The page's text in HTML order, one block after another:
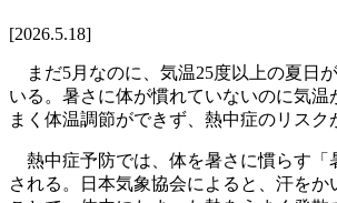
[2026.5.18]
まだ5月なのに、気温25度以上の夏日
いる。暑さに体が慣れていないのに気温
まく体温調節ができず、熱中症のリスク
熱中症予防では、体を暑さに慣らす「
される。日本気象協会によると、汗をか